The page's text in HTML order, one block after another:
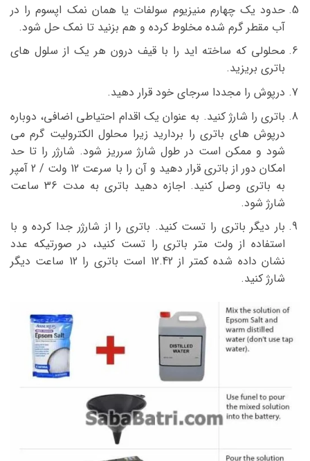
حدود یک چهارم منیزیوم سولفات یا همان نمک اپسوم را در
آب مقطر گرم شده مخلوط کرده و هم بزنید تا نمک حل شود.
محلولی که ساخته اید را با قیف درون هر یک از سلول های
باتری بریزید.
درپوش را مجددا سرجای خود قرار دهید.
باتری را شارژ کنید. به عنوان یک اقدام احتیاطی اضافی، دوباره
درپوش های باتری را بردارید زیرا محلول الکترولیت گرم می
شود و ممکن است در طول شارژ سرریز شود. شارژر را تا حد
امکان دور از باتری قرار دهید و آن را با سرعت 12 ولت / 2 آمپر
به باتری وصل کنید. اجازه دهید باتری به مدت 36 ساعت
شارژ شود.
بار دیگر باتری را تست کنید. باتری را از شارژر جدا کرده و با
استفاده از ولت متر باتری را تست کنید، در صورتیکه عدد
نشان داده شده کمتر از 12.42 است باتری را 12 ساعت دیگر
شارژ کنید.